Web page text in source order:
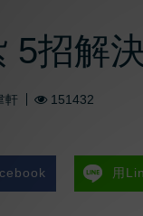
5招解
軒 151432
用